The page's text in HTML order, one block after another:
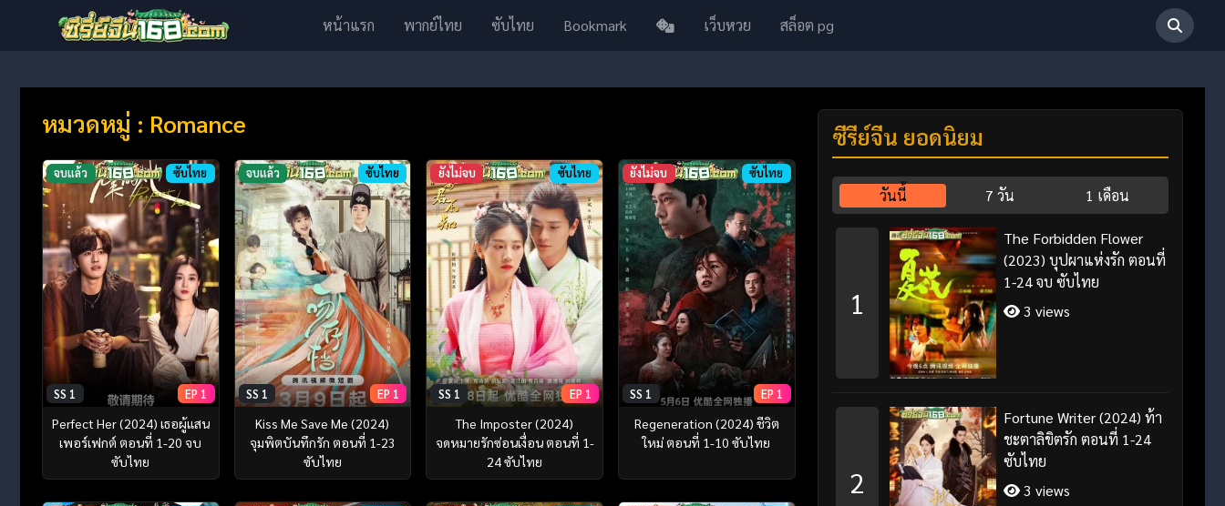
หน้าแรก พากย์ไทย ซับไทย Bookmark เว็บหวย สล็อต pg
หมวดหมู่ : Romance
จบแล้ว ซับไทย
SS 1 EP 1
Perfect Her (2024) เธอผู้แสน
เพอร์เฟกต์ ตอนที่ 1-20 จบ
ซับไทย
จบแล้ว ซับไทย
SS 1 EP 1
Kiss Me Save Me (2024)
จุมพิตบันทึกรัก ตอนที่ 1-23
ซับไทย
ยังไม่จบ ซับไทย
SS 1 EP 1
The Imposter (2024)
จดหมายรักซ่อนเงื่อน ตอนที่ 1-
24 ซับไทย
ยังไม่จบ ซับไทย
SS 1 EP 1
Regeneration (2024) ชีวิต
ใหม่ ตอนที่ 1-10 ซับไทย
ซีรี่ย์จีน ยอดนิยม
วันนี้ 7 วัน 1 เดือน
1
The Forbidden Flower
(2023) บุปผาแห่งรัก ตอนที่
1-24 จบ ซับไทย
3 views
2
Fortune Writer (2024) ท้า
ชะตาลิขิตรัก ตอนที่ 1-24
ซับไทย
3 views